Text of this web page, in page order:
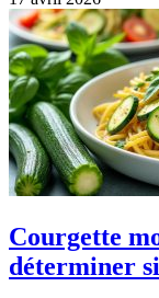
Courgette
déterminer